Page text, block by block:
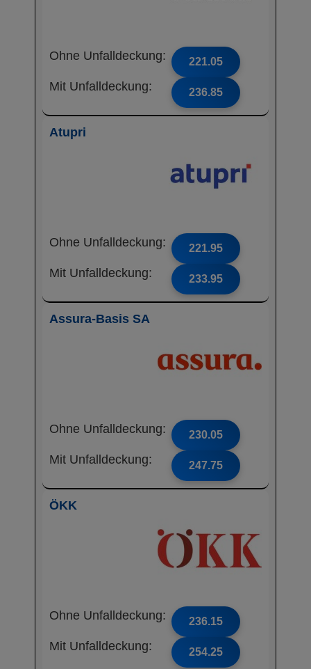
Ohne Unfalldeckung: 221.05
Mit Unfalldeckung: 236.85
Atupri
Ohne Unfalldeckung: 221.95
Mit Unfalldeckung: 233.95
Assura-Basis SA
Ohne Unfalldeckung: 230.05
Mit Unfalldeckung: 247.75
ÖKK
Ohne Unfalldeckung: 236.15
Mit Unfalldeckung: 254.25